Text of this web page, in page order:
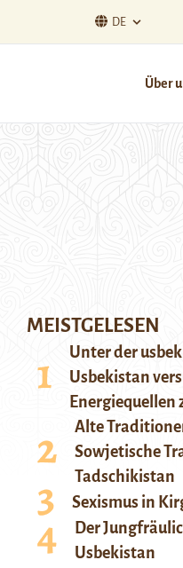
DE
Über
MEISTGELESEN
Unter der
Usbekistan
Energiequellen
Alte
Sowjetische
Tadschikistan
Sexismus in
Der
Usbekistan